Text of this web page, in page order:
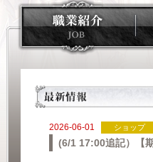
2026-06-01 ショップ
(6/1 17:00追記）【